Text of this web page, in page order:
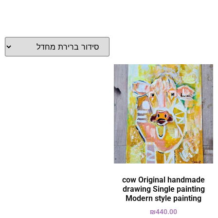
cow Original handmade
drawing Single painting
Modern style painting
₪440.00